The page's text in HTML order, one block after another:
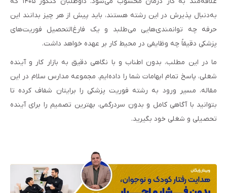
به‌دنبال پذیرش در این رشته هستند، باید پیش از هر چیز بدانند این
حرفه چه توانمندی‌هایی می‌طلبد و یک فارغ‌التحصیل فوریت‌های
پزشکی دقیقاً چه وظایفی در محیط کار بر عهده خواهد داشت.
ما در این مطلب، بدون اطناب و با نگاهی دقیق به بازار کار و آینده
شغلی، پاسخ تمام ابهامات شما را داده‌ایم. مجموعه مدارس سلام در این
مقاله، مسیر ورود به رشته فوریت پزشکی را برایتان شفاف کرده تا
بتوانید با آگاهی کامل و بدون سردرگمی، بهترین تصمیم را برای آینده
تحصیلی و شغلی خود بگیرید.